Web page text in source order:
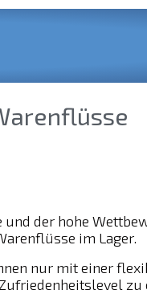
der hohe
im Lager.
nur mit einer
zu